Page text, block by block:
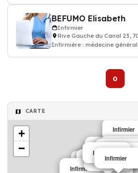
BEFUMO Elisabeth
Infirmier
Rive Gauche du Canal 23,
Infirmière : médecine
0
CARTE
Infirmier
Infirmier
Infirmier
Infirmier
Infirmier
Infirmier
Infirmier
Infirmier
Infirmier
Infirmier
Infirmier
Infirmier
Infirmier
Infirmier
+
−